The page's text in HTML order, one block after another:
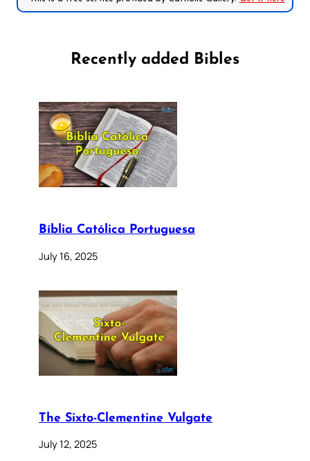
Recently added Bibles
Bíblia Católica Portuguesa
July 16, 2025
The Sixto-Clementine Vulgate
July 12, 2025